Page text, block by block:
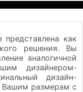
как
решения. Вы
аналогичной
дизайнером-
дизайн-
Вашим размерам с